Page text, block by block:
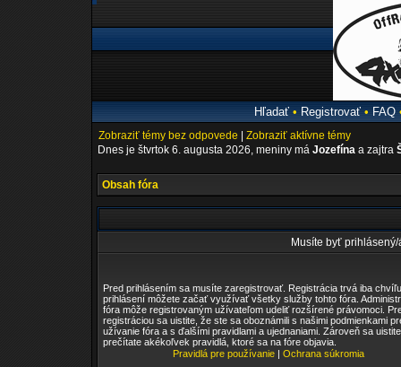
Hľadať• Registrovať• FAQ
Zobraziť témy bez odpovede
Zobraziť aktívne témy
Dnes je štvrtok 6. augusta 2026, meniny má Jozefína a zajtra
Obsah fóra
Musíte byť
Pred prihlásením sa musíte zaregistrovať. Registrácia trvá iba
prihlásení môžete začať využívať všetky služby tohto fóra.
fóra môže registrovaným užívateľom udeliť rozšírené právomoci.
registráciou sa uistite, že ste sa oboznámili s našimi podmienkami
užívanie fóra a s ďalšími pravidlami a ujednaniami. Zároveň sa
prečítate akékoľvek pravidlá, ktoré sa na fóre objavia.
Pravidlá pre používanie| Ochrana súkromia